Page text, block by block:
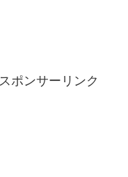
スポンサーリンク